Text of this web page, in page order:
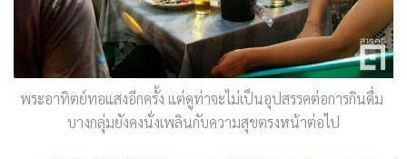
พระอาทิตย์ทอแสงอีกครั้ง แต่ดูท่าจะไม่เป็นอุปสรรคต่อการกินดื่ม
บางกลุ่มยังคงนั่งเพลินกับความสุขตรงหน้าต่อไป